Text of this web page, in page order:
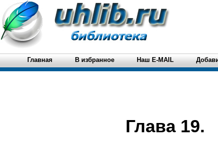
Главная В избранное Наш E-MAIL
Глава 19.